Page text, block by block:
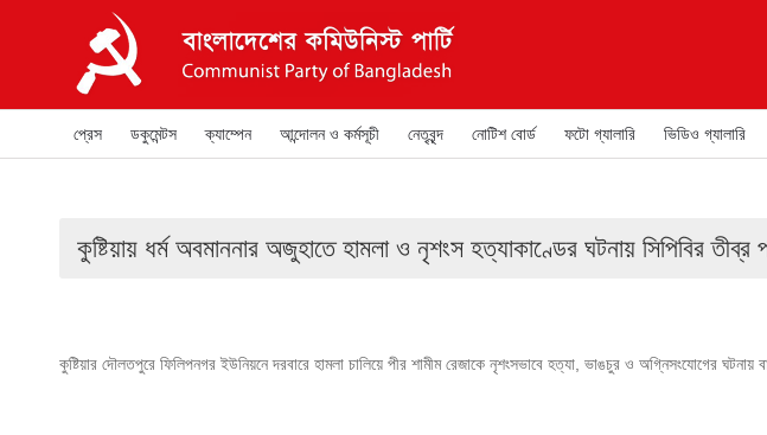
প্রেস ডকুমেন্টস ক্যাম্পেন আন্দোলন ও কর্মসূচী নেতৃবৃন্দ নোটিশ বোর্ড ফটো গ্যালারি ভিডিও গ্যালারি
কুষ্টিয়ায় ধর্ম অবমাননার অজুহাতে হামলা ও নৃশংস হত্যাকাণ্ডের ঘটনায় সিপিবির তীব্র
কুষ্টিয়ার দৌলতপুরে ফিলিপনগর ইউনিয়নে দরবারে হামলা চালিয়ে পীর শামীম রেজাকে নৃশংসভাবে হত্যা, ভাঙচুর ও অগ্নিসংযোগের ঘটনায়